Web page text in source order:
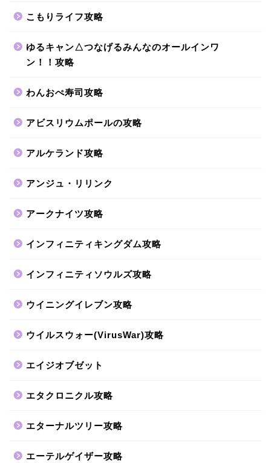
こもりライフ攻略
ゆるキャン△つなげるみんなのオールインワ
ン！！攻略
わんおぺ寿司攻略
アビスリウムポールの攻略
アルケランド攻略
アンジュ・リリンク
アークナイツ攻略
インフィニティキングダム攻略
インフィニティソウルズ攻略
ウイニングイレブン攻略
ウイルスウォー(VirusWar)攻略
エイジオブゼット
エタクロニクル攻略
エターナルツリー攻略
エーテルゲイザー攻略